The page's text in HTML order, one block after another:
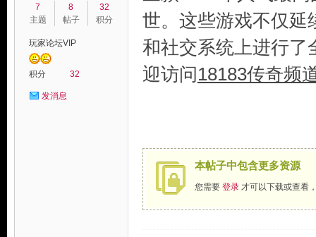
7
主题
8
帖子
32
积分
玩家论坛VIP
积分 32
发消息
世。这些游戏不仅延
和社交系统上进行了
迎访问 18183传奇频
本帖子中包含更多资源
您需要 登录才可以下载或查看